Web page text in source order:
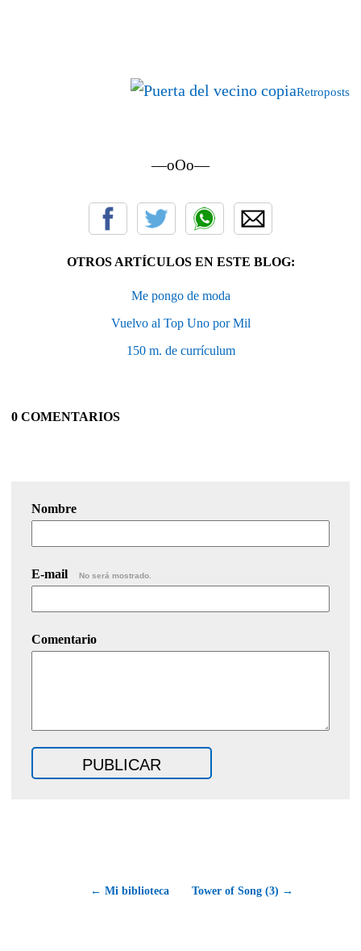
Retroposts
—oOo—
OTROS ARTÍCULOS EN ESTE BLOG:
Me pongo de moda
Vuelvo al Top Uno por Mil
150 m. de currículum
0 COMENTARIOS
Nombre
E-mail No será mostrado.
Comentario
← Mi biblioteca Tower of Song (3) →